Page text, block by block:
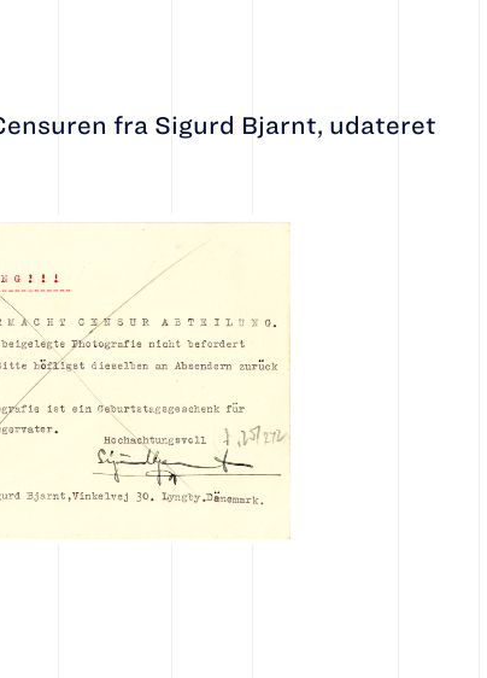
fra Sigurd Bjarnt, udateret